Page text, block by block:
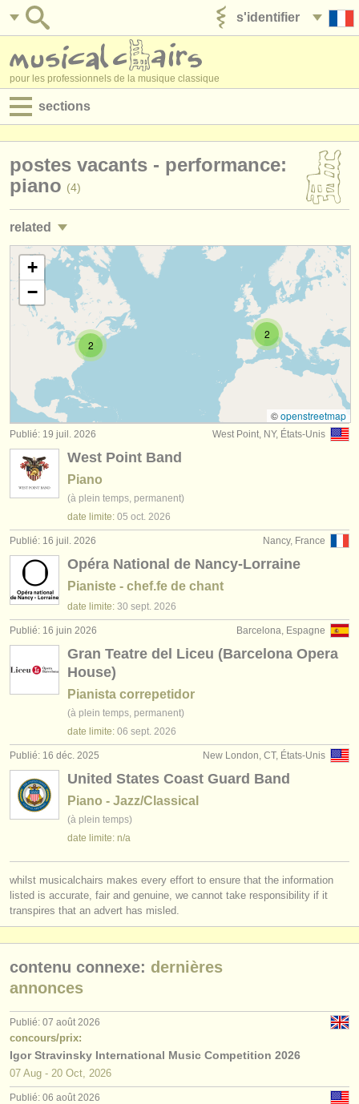
s'identifier
pour les professionnels de la musique classique
sections
jobs - performance
jobs - administration
degree courses
stages/cours
concours/prix
instruments à vendre
instruments volés
annuaires:
orchestres et l'opéra
conservatoires
orchestres de jeunes
musicalchairs:
a propos de musicalchairs
contactez nous
rss feeds
actualités musique classique
ajouter votre annonce
find out about ourATS
ATS faq
s'identifier
postes vacants - performance:
piano (4)
related
jobs - enseignement: piano
stages/ masterclass piano
stages/ cours: piano accompaniment
degree courses: piano
degree courses: fortepiano
degree courses: clavecin
degree courses: piano accompaniment
concours de piano
achat piano (4)
piano perdu (5)
instruments volés: clavier
2
2
+
−
©openstreetmap
West Point, NY, États-Unis
Publié: 19 juil. 2026
West Point Band
Piano
(à plein temps, permanent)
date limite: 05 oct. 2026
Nancy, France
Publié: 16 juil. 2026
Opéra National de Nancy-Lorraine
Pianiste - chef.fe de chant
date limite: 30 sept. 2026
Barcelona, Espagne
Publié: 16 juin 2026
Gran Teatre del Liceu (Barcelona Opera
House)
Pianista correpetidor
(à plein temps, permanent)
date limite: 06 sept. 2026
New London, CT, États-Unis
Publié: 16 déc. 2025
United States Coast Guard Band
Piano - Jazz/Classical
(à plein temps)
date limite: n/a
whilst musicalchairs makes every effort to ensure that the information
listed is accurate, fair and genuine, we cannot take responsibility if it
transpires that an advert has misled.
contenu connexe: dernières
annonces
Publié: 07 août 2026
concours/prix:
Igor Stravinsky International Music Competition 2026
07 Aug - 20 Oct, 2026
Publié: 06 août 2026